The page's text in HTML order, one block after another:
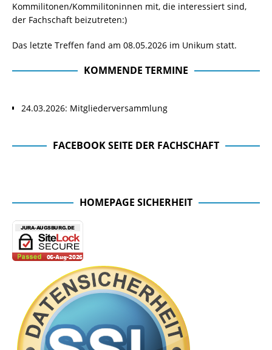
Kommilitonen/Kommilitoninnen mit, die interessiert sind,
der Fachschaft beizutreten:)
Das letzte Treffen fand am 08.05.2026 im Unikum statt.
KOMMENDE TERMINE
24.03.2026: Mitgliederversammlung
FACEBOOK SEITE DER FACHSCHAFT
HOMEPAGE SICHERHEIT